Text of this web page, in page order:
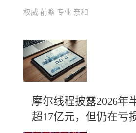
权威 前瞻 专业 亲和
摩尔线程披露2026年
超17亿元，但仍在亏